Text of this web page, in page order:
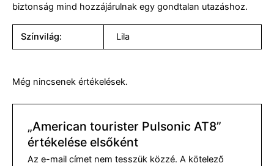
biztonság mind hozzájárulnak egy gondtalan utazáshoz.
Színvilág: Lila
Még nincsenek értékelések.
„American tourister Pulsonic AT8”
értékelése elsőként
Az e-mail címet nem tesszük közzé. A kötelező